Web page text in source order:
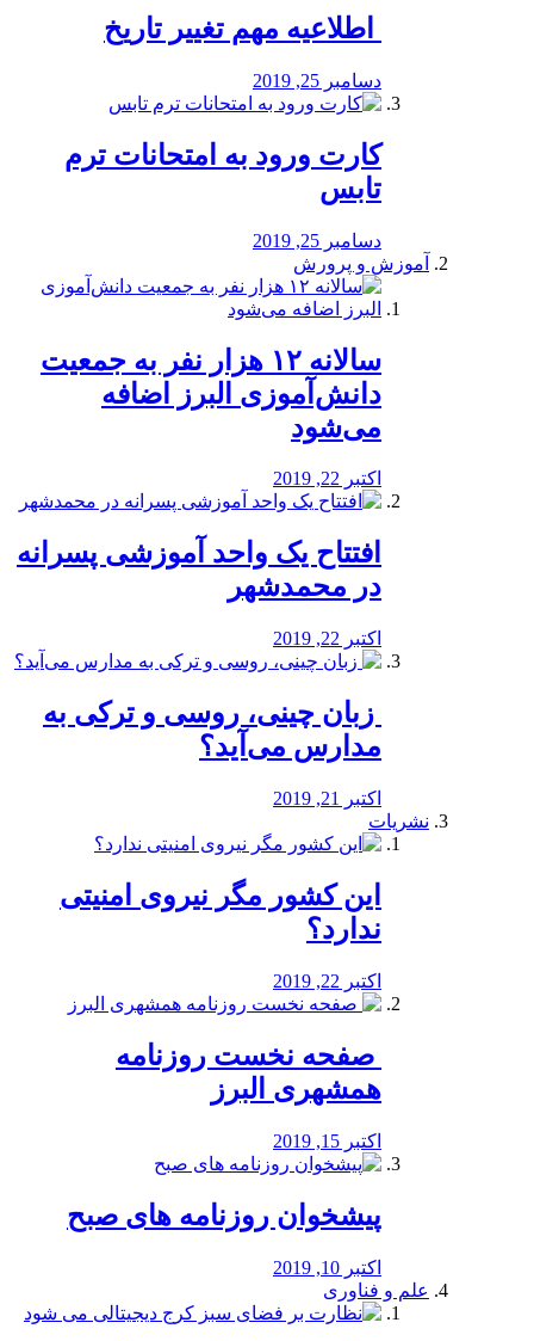
️ اطلاعیه مهم تغییر تاریخ
دسامبر 25, 2019
کارت ورود به امتحانات ترم
تابس
دسامبر 25, 2019
آموزش و پرورش
️سالانه ۱۲ هزار نفر به جمعیت
دانش‌آموزی البرز اضافه
می‌شود
اکتبر 22, 2019
افتتاح یک واحد آموزشی پسرانه
در محمدشهر
اکتبر 22, 2019
️ زبان چینی، روسی و ترکی به
مدارس می‌آید؟
اکتبر 21, 2019
نشریات
این کشور مگر نیروی امنیتی
ندارد؟
اکتبر 22, 2019
️ صفحه نخست روزنامه‌
همشهری البرز
اکتبر 15, 2019
پیشخوان روزنامه های صبح
اکتبر 10, 2019
علم و فناوری